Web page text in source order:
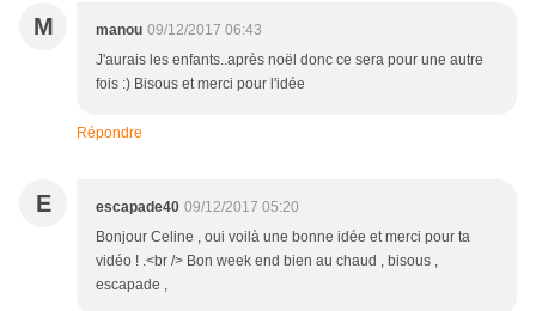
M manou 09/12/2017 06:43
J'aurais les enfants..après noël donc ce sera pour une autre
fois :) Bisous et merci pour l'idée
Répondre
E escapade40 09/12/2017 05:20
Bonjour Celine , oui voilà une bonne idée et merci pour ta
vidéo ! .<br /> Bon week end bien au chaud , bisous ,
escapade ,